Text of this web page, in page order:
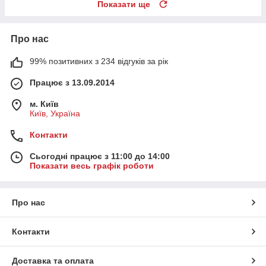
Показати ще
Про нас
99% позитивних з 234 відгуків за рік
Працює з 13.09.2014
м. Київ
Київ, Україна
Контакти
Сьогодні працює з 11:00 до 14:00
Показати весь графік роботи
Про нас
Контакти
Доставка та оплата